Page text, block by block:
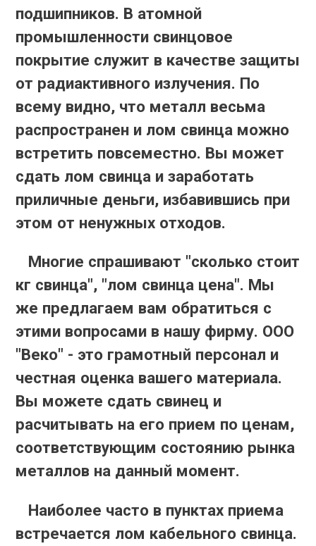
подшипников. В атомной
промышленности свинцовое
покрытие служит в качестве защиты
от радиактивного излучения. По
всему видно, что металл весьма
распространен и лом свинца можно
встретить повсеместно. Вы может
сдать лом свинца и заработать
приличные деньги, избавившись при
этом от ненужных отходов.
Многие спрашивают "сколько стоит
кг свинца", "лом свинца цена". Мы
же предлагаем вам обратиться с
этими вопросами в нашу фирму. ООО
"Веко" - это грамотный персонал и
честная оценка вашего материала.
Вы можете сдать свинец и
расчитывать на его прием по ценам,
соответствующим состоянию рынка
металлов на данный момент.
Наиболее часто в пунктах приема
встречается лом кабельного свинца.